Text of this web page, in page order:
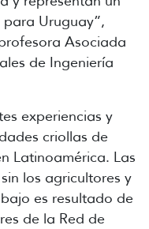
Uruguay”,
Asociada
de Ingeniería
experiencias y
criollas de
Latinoamérica. Las
los agricultores y
es resultado de
de la Red de